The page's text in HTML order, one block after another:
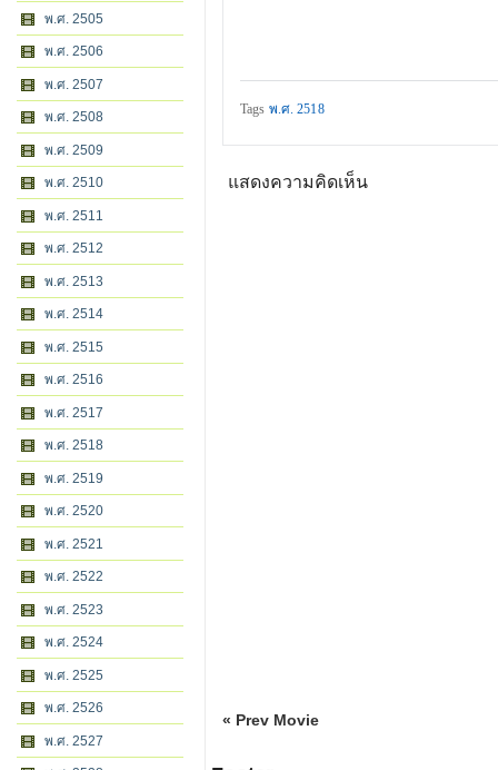
พ.ศ. 2505
พ.ศ. 2506
พ.ศ. 2507
พ.ศ. 2508
พ.ศ. 2509
พ.ศ. 2510
พ.ศ. 2511
พ.ศ. 2512
พ.ศ. 2513
พ.ศ. 2514
พ.ศ. 2515
พ.ศ. 2516
พ.ศ. 2517
พ.ศ. 2518
พ.ศ. 2519
พ.ศ. 2520
พ.ศ. 2521
พ.ศ. 2522
พ.ศ. 2523
พ.ศ. 2524
พ.ศ. 2525
พ.ศ. 2526
พ.ศ. 2527
Tags พ.ศ. 2518
แสดงความคิดเห็น
« Prev Movie